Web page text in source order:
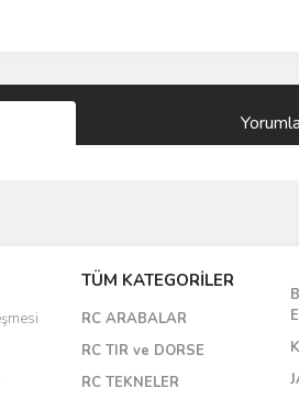
Yorum
TÜM KATEGORİLER
RC ARABALAR
RC TIR ve DORSE
RC TEKNELER